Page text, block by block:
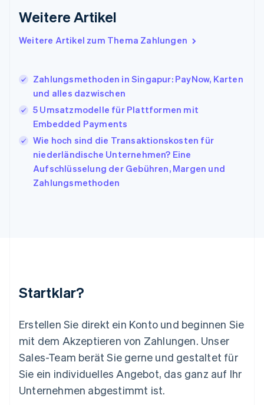
Weitere Artikel
Weitere Artikel zum Thema Zahlungen
Zahlungsmethoden in Singapur: PayNow, Karten
und alles dazwischen
5 Umsatzmodelle für Plattformen mit
Embedded Payments
Wie hoch sind die Transaktionskosten für
niederländische Unternehmen? Eine
Aufschlüsselung der Gebühren, Margen und
Zahlungsmethoden
Startklar?
Erstellen Sie direkt ein Konto und beginnen Sie
mit dem Akzeptieren von Zahlungen. Unser
Sales-Team berät Sie gerne und gestaltet für
Sie ein individuelles Angebot, das ganz auf Ihr
Unternehmen abgestimmt ist.
English
English
Japan
日本語 English
EnglishFrançais
Kroatien
English Italiano
English
Liechtenstein
DeutschEnglish
Mexiko
English
Niederlande
Nederlands English
Norwegen
English
Österreich